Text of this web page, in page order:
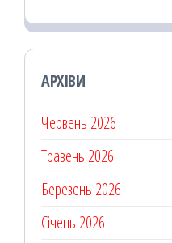
АРХІВИ
Червень 2026
Травень 2026
Березень 2026
Січень 2026